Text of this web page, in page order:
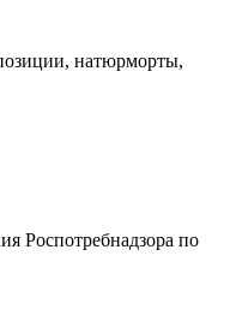
натюрморты,
Роспотребнадзора по